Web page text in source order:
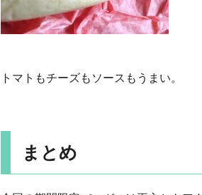
トマトもチーズもソースもうまい。
まとめ